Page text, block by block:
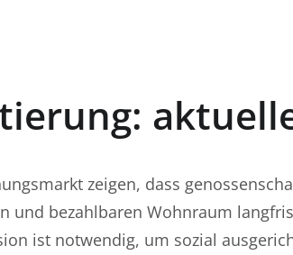
zeigen, dass
und bezahlbaren Wohnraum
ist notwendig, um sozial